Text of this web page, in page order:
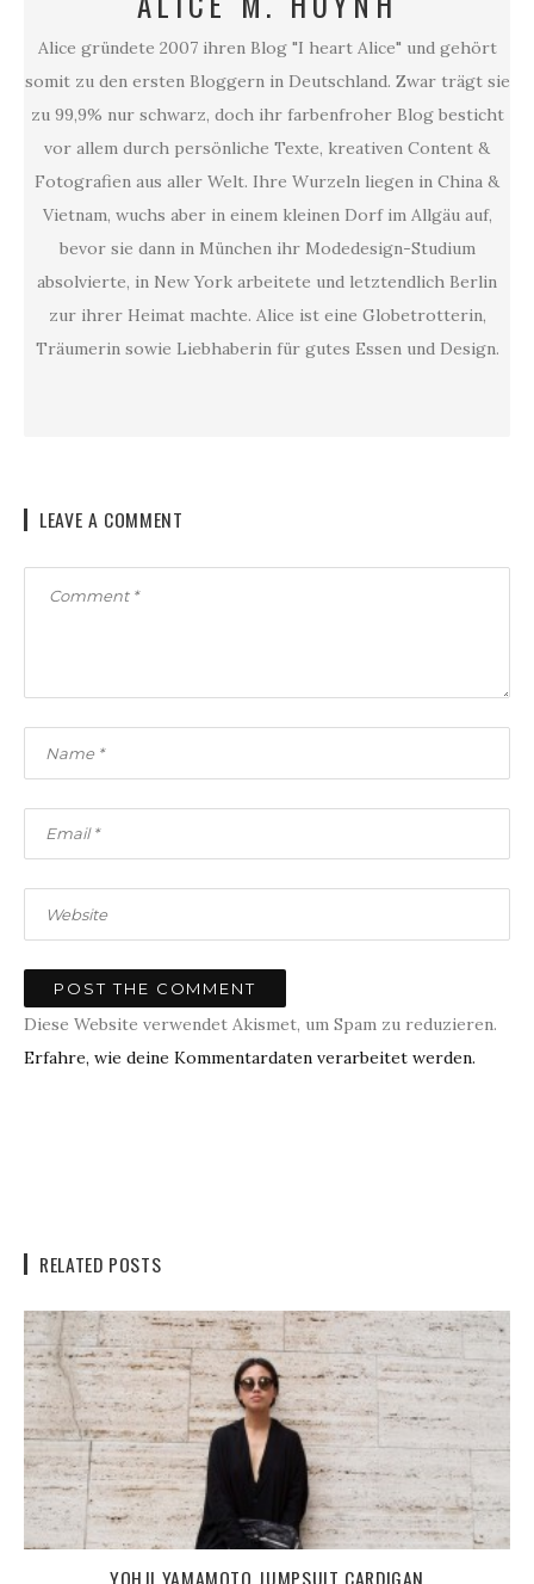
Alice gründete 2007 ihren Blog "I heart Alice" und gehört
somit zu den ersten Bloggern in Deutschland. Zwar trägt sie
zu 99,9% nur schwarz, doch ihr farbenfroher Blog besticht
vor allem durch persönliche Texte, kreativen Content &
Fotografien aus aller Welt. Ihre Wurzeln liegen in China &
Vietnam, wuchs aber in einem kleinen Dorf im Allgäu auf,
bevor sie dann in München ihr Modedesign-Studium
absolvierte, in New York arbeitete und letztendlich Berlin
zur ihrer Heimat machte. Alice ist eine Globetrotterin,
Träumerin sowie Liebhaberin für gutes Essen und Design.
LEAVE A COMMENT
Diese Website verwendet Akismet, um Spam zu reduzieren.
Erfahre, wie deine Kommentardaten verarbeitet werden.
RELATED POSTS
YOHJI YAMAMOTO JUMPSUIT CARDIGAN